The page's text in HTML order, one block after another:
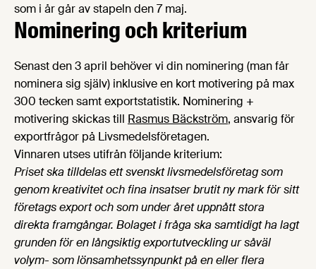
som i år går av stapeln den 7 maj.
Nominering och kriterium
Senast den 3 april behöver vi din nominering (man får
nominera sig själv) inklusive en kort motivering på max
300 tecken samt exportstatistik. Nominering +
motivering skickas till Rasmus Bäckström, ansvarig för
exportfrågor på Livsmedelsföretagen.
Vinnaren utses utifrån följande kriterium:
Priset ska tilldelas ett svenskt livsmedelsföretag som
genom kreativitet och fina insatser brutit ny mark för sitt
företags export och som under året uppnått stora
direkta framgångar. Bolaget i fråga ska samtidigt ha lagt
grunden för en långsiktig exportutveckling ur såväl
volym- som lönsamhetssynpunkt på en eller flera